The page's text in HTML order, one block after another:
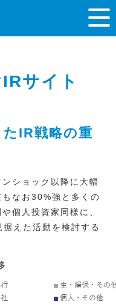
サイト
IR戦略の重
ショック以降に大幅
なお30%強と多くの
個人投資家同様に、
えた活動を検討する